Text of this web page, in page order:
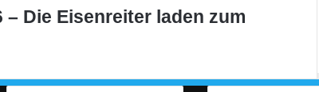
– Die Eisenreiter laden zum